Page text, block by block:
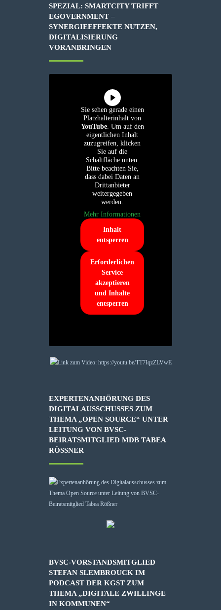
SPEZIAL: SMARTCITY TRIFFT
EGOVERNMENT –
SYNERGIEEFFEKTE NUTZEN,
DIGITALISIERUNG
VORANBRINGEN
Sie sehen gerade einen
Platzhalterinhalt von
YouTube. Um auf den
eigentlichen Inhalt
zuzugreifen, klicken
Sie auf die
Schaltfläche unten.
Bitte beachten Sie,
dass dabei Daten an
Drittanbieter
weitergegeben
werden.
Mehr Informationen
Inhalt
entsperren
Erforderlichen
Service
akzeptieren
und Inhalte
entsperren
EXPERTENANHÖRUNG DES
DIGITALAUSSCHUSSES ZUM
THEMA „OPEN SOURCE“ UNTER
LEITUNG VON BVSC-
BEIRATSMITGLIED MDB TABEA
RÖSSNER
BVSC-VORSTANDSMITGLIED
STEFAN SLEMBROUCK IM
PODCAST DER KGST ZUM
THEMA „DIGITALE ZWILLINGE
IN KOMMUNEN“